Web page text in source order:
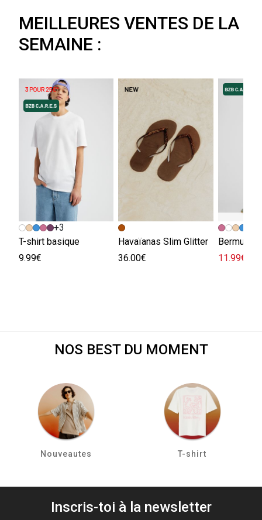
MEILLEURES VENTES DE LA
SEMAINE :
+3
T-shirt basique
9.99€
Havaïanas Slim Glitter
36.00€
Bermuda
11.99€
NOS BEST DU MOMENT
Nouveautes T-shirt
Inscris-toi à la newsletter